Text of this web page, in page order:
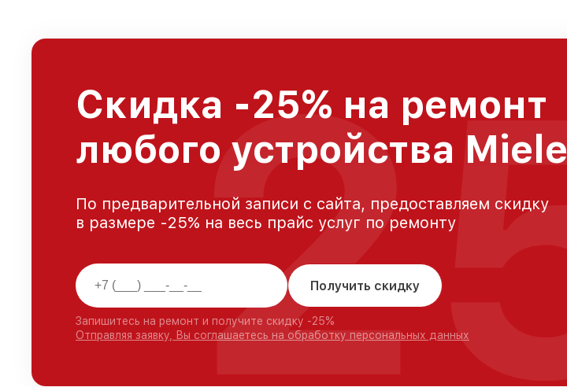
Скидка -25% на ремонт
любого устройства Miele
По предварительной записи с сайта, предоставляем скидку
в размере -25% на весь прайс услуг по ремонту
Получить скидку
Запишитесь на ремонт и получите скидку -25%
Отправляя заявку, Вы соглашаетесь на обработку персональных данных
25